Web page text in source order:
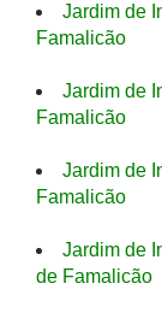
Jardim de
Famalicão
Jardim de
Famalicão
Jardim de
Famalicão
Jardim de
de Famalicão